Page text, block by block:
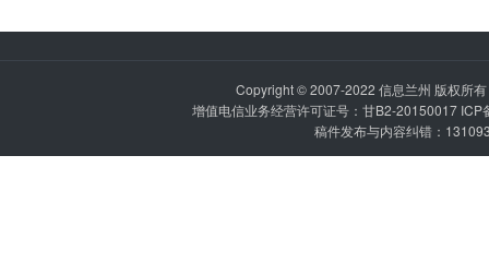
Copyright © 2007-2022 信息兰州 版权所
增值电信业务经营许可证号：甘B2-20150017 ICP
稿件发布与内容纠错：